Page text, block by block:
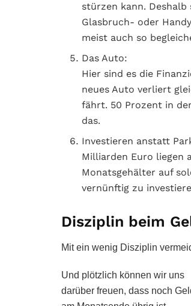
stürzen kann.
Glasbruch- oder
meist auch so
Das Auto:
Hier sind es die
neues Auto verliert
fährt. 50 Prozent in
das.
Investieren anstatt
Milliarden Euro liegen
Monatsgehälter auf
vernünftig zu
Disziplin beim
Mit ein wenig Disziplin
Und plötzlich können wir uns
darüber freuen, dass noch